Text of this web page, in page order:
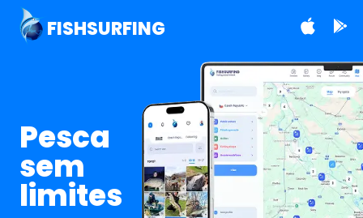
FISHSURFING
Pesca
sem
limites